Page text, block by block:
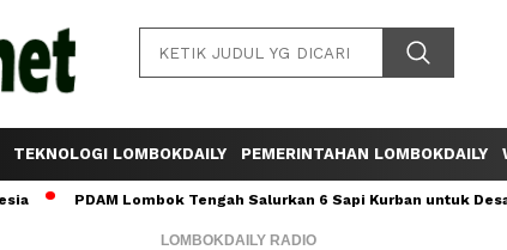
TEKNOLOGI LOMBOKDAILY PEMERINTAHAN LOMBOKDAILY
PDAM Lombok Tengah Salurkan 6 Sapi Kurban untuk Desa
LOMBOKDAILY RADIO